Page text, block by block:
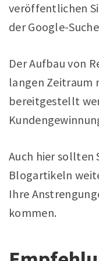
veröffentlichen
der Google-
Der Aufbau von
langen Zeitraum
bereitgestellt
Auch hier sollten
Blogartikeln
Ihre
kommen.